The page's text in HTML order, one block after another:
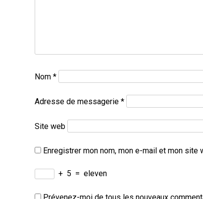
Nom *
Adresse de messagerie *
Site web
Enregistrer mon nom, mon e-mail et mon site
+ 5 = eleven
Prévenez-moi de tous les nouveaux